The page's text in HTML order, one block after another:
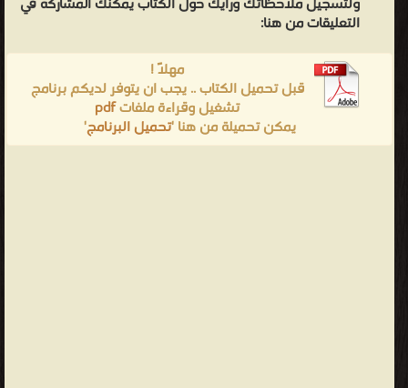
التعليقات من هنا:
مهلاً !
قبل تحميل الكتاب .. يجب ان يتوفر لديكم برنامج
تشغيل وقراءة ملفاتpdf
يمكن تحميلة من هنا 'تحميل البرنامج'